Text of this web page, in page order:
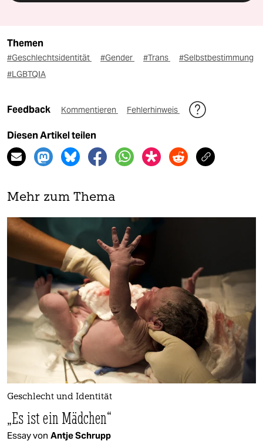
Themen
#Geschlechtsidentität #Gender #Trans
#Selbstbestimmung
#LGBTQIA
Feedback Kommentieren Fehlerhinweis
Diesen Artikel teilen
Mehr zum Thema
Geschlecht und Identität
„Es ist ein Mädchen“
Essay von Antje Schrupp